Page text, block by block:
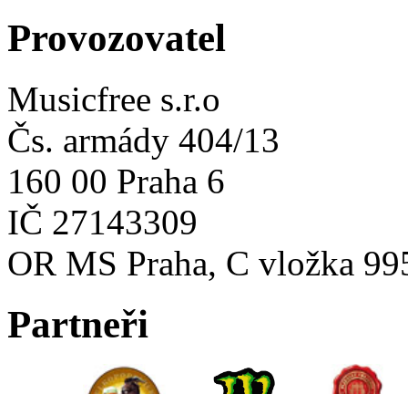
Provozovatel
Musicfree s.r.o
Čs. armády 404/13
160 00 Praha 6
IČ 27143309
OR MS Praha, C vložka
Partneři